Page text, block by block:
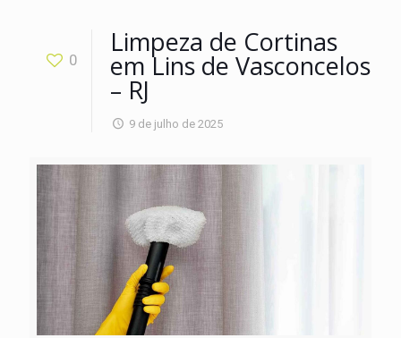
0
Limpeza de Cortinas
em Lins de Vasconcelos
– RJ
9 de julho de 2025